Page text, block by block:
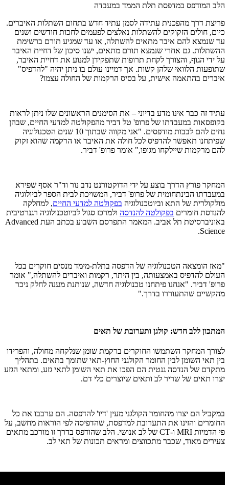
הלב המודפס במדפסת תלת הממד במעבדה
פריצת דרך מהפכנית עתידה לסמן עתיד חדש בתחום השתלות האיברים.
כיום, חולים הזקוקים להשתלות נאלצים לפעמים לחכות חודשים ושנים
עד שנמצא להם איבר מתאים להשתלה, או עד שמגיע תורם ברשימת
ההשתלות. גם אחרי שנמצא תורם מתאים, ישנו סיכון של דחיית האיבר
על ידי הגוף, והצורך לקחת תרופות שתפקידן למנוע את דחיית האיבר,
שתופעות הלוואי שלהן קשות. אך דמיינו עולם בו ניתן יהיה "להדפיס"
איברים בהתאמה אישית, על בסיס הרקמות של החולה עצמו?
עתיד זה כבר אינו מדע בדיוני – את הסימנים הראשונים שלו ניתן לראות
בקופסאות במעבדתו של פרופ' טל דביר מהפקולטה למדעי החיים, שבהן
נחים להם לבבות מודפסים. "אני מקווה שבתוך 10 שנים הטכנולוגיה
שפיתחנו תאפשר להדפיס לכל חולה את האיבר או הרקמה שהוא זקוק
להם מרקמות שיילקחו מגופו," אומר פרופ' דביר.
המחקר פורץ הדרך בוצע על ידי הדוקטורנט נדב נור וד"ר אסף שפירא
במעבדתו הבינתחומית של פרופ' דביר, המשויכת לבית הספר לביולוגיה
מולקולרית של התא וביוטכנולוגיה בפקולטה למדעי החיים, למחלקה
להנדסת חומרים בפקולטה להנדסה ולמרכז סגול לביוטכנולוגיה רגנרטיבית
באוניברסיטת תל אביב. המאמר התפרסם השבוע בכתב העת Advanced
Science.
"מאז הומצאה הטכנולוגיה של הדפסה בתלת-מימד מנסים חוקרים בכל
העולם להדפיס באמצעותה, בין היתר, רקמות ואיברים להשתלה," אומר
פרופ' דביר. "אנחנו פיתחנו טכנולוגיה חדשה, שנותנת מענה לחלק ניכר
מהקשיים שהתעוררו בדרך."
המתכון ללב חדש: קולגן ותערובת של תאים
לצורך המחקר השתמשו החוקרים ברקמת שומן שנלקחה מחולה, והפרידו
בין תאי השומן לבין החומר הקולגני החוץ-תאי שתומך בתאים. בתהליך
מתקדם של הנדסה גנטית הם הפכו את תאי השומן לתאי גזע, ומתאי הגזע
יצרו תאים של שריר לב ותאים שיוצרים כלי דם.
במקביל הם יצרו מהחומר הקולגני מעין 'דיו' להדפסה. הם ערבבו את כל
החומרים והזינו את התערובת למדפסת, שהדפיסה לפי הוראות מחשב, על
פי הדמיות MRI ו-CT של לב אנושי. הלב שהודפס בדרך זו מורכב מתאים
צעירים מאוד, שכבר מתכווצים ומראים תכונות של תאי לב.